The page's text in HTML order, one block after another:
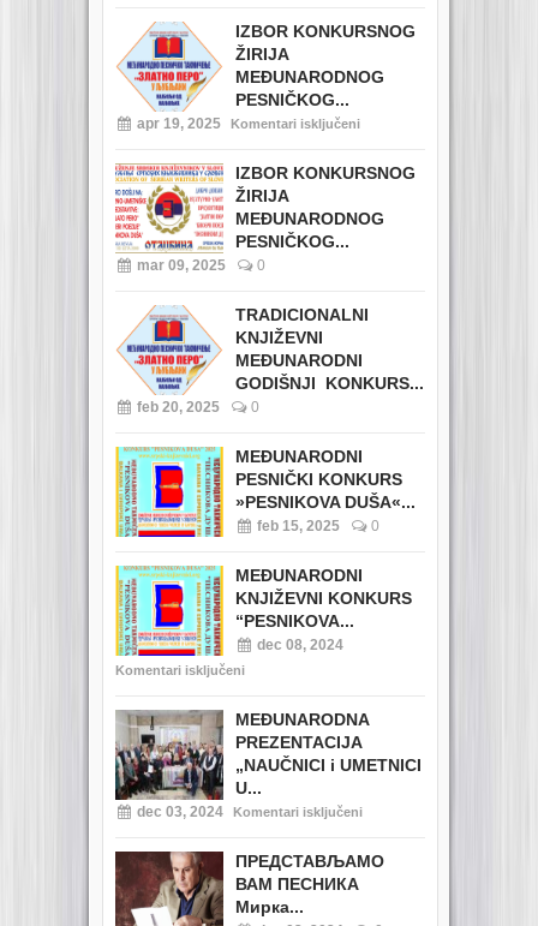
IZBOR KONKURSNOG
ŽIRIJA
MEĐUNARODNOG
PESNIČKOG...
apr 19, 2025 Komentari isključeni
IZBOR KONKURSNOG
ŽIRIJA
MEĐUNARODNOG
PESNIČKOG...
mar 09, 2025 0
TRADICIONALNI
KNJIŽEVNI
MEĐUNARODNI
GODIŠNJI KONKURS...
feb 20, 2025 0
MEĐUNARODNI
PESNIČKI KONKURS
»PESNIKOVA DUŠA«...
feb 15, 2025 0
MEĐUNARODNI
KNJIŽEVNI KONKURS
“PESNIKOVA...
dec 08, 2024
Komentari isključeni
MEĐUNARODNA
PREZENTACIJA
„NAUČNICI i UMETNICI
U...
dec 03, 2024 Komentari isključeni
ПРЕДСТАВЉАМО
ВАМ ПЕСНИКА
Мирка...